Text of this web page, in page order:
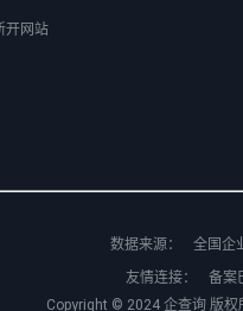
开网站
数据来源：
全国企
友情连接：
备案
Copyright © 2024 企查询版权